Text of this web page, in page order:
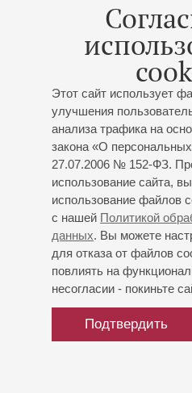
Этот сайт использует
улучшения
анализа трафика на
закона «О
27.07.2006 № 152-ФЗ.
использование сайта,
использование файлов
с нашей Политикой
данных. Вы можете
для отказа от файлов
повлиять на
несогласии - покиньте
Подтвердить
С 2002 года - солист Омского
музыкального театра. В
Санкт-Петербургский театр
В 1998 году стал лауреатом
премия), в 2006 году -
артистов оперетты и мюзикла
премия), в 2007 году -
артистов оперетты
2011 года А.М. Данилов
зрительских симпатий на
оперетты и мюзикла "Face to